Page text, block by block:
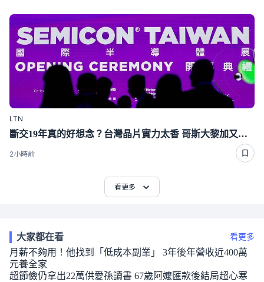
LTN
斷交19年真的好想念？台灣晶片實力太香 哥斯大黎加又要來台了
2小時前
看更多
大家都在看 看更多
月薪不夠用！他找到「低成本副業」 3年後年營收近400萬
元養全家
超節儉仍拿出22萬供愛孫讀書 67歲阿嬤匯款後結局超心寒